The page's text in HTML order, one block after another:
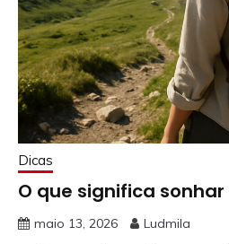
Dicas
O que significa
maio 13, 2026 Ludmila